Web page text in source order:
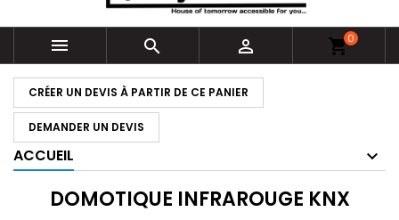
   shopping_cart0
CRÉER UN DEVIS À PARTIR DE CE PANIER
DEMANDER UN DEVIS
ACCUEIL
DOMOTIQUE INFRAROUGE KNX